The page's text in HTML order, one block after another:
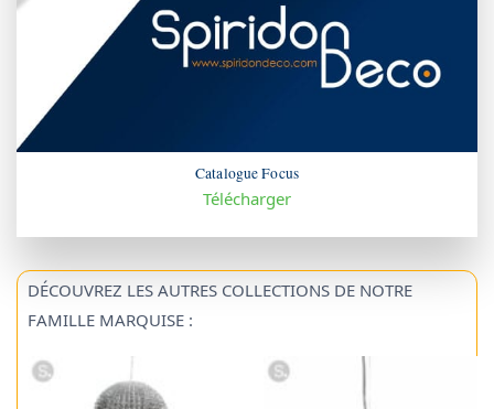
Catalogue Focus
Télécharger
DÉCOUVREZ LES AUTRES COLLECTIONS DE NOTRE
FAMILLE MARQUISE :